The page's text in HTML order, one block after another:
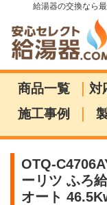
給湯器の交換なら
商品一覧 | 対
施工事例
|
OTQ-
ーリツ ふろ
オート